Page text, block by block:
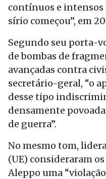
contínuos e intensos
sírio começou”, em
Segundo seu porta-
de bombas de
avançadas contra
secretário-geral, “o
desse tipo
densamente
de guerra”.
No mesmo tom,
(UE) consideraram
Aleppo uma